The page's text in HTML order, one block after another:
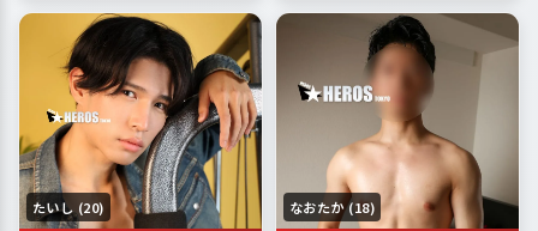
たいし (20) なおたか (18)